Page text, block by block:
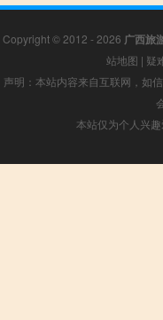
Copyright © 2012 - 2026 广西旅
站地图 | 疑
声明：本站内容来自互联网，如
本站仅为个人兴